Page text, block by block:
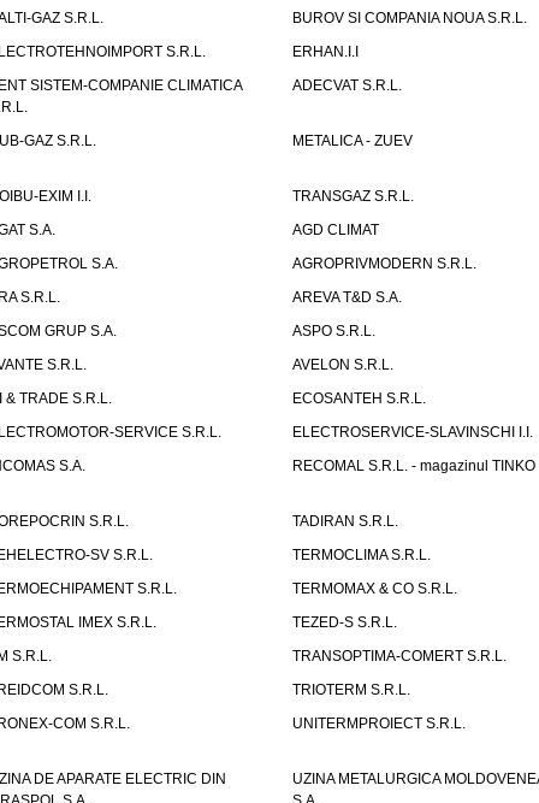
GAZ S.R.L.
BUROV SI COMPANIA NOUA S.R.L.
S.R.L.
ERHAN.I.I
SISTEM-COMPANIE CLIMATICA
ADECVAT S.R.L.
GAZ S.R.L. METALICA - ZUEV
EXIM I.I.
TRANSGAZ S.R.L.
S.A.
AGD CLIMAT
S.A.
AGROPRIVMODERN S.R.L.
S.R.L.
AREVA T&D S.A.
GRUP S.A.
ASPO S.R.L.
S.R.L.
AVELON S.R.L.
& TRADE S.R.L.
ECOSANTEH S.R.L.
SERVICE S.R.L.
ELECTROSERVICE-SLAVINSCHI I.I.
S.A.
RECOMAL S.R.L. - magazinul TINKO
S.R.L.
TADIRAN S.R.L.
SV S.R.L.
TERMOCLIMA S.R.L.
S.R.L.
TERMOMAX & CO S.R.L.
IMEX S.R.L.
TEZED-S S.R.L.
S.R.L.
TRANSOPTIMA-COMERT S.R.L.
S.R.L.
TRIOTERM S.R.L.
COM S.R.L.
UNITERMPROIECT S.R.L.
DE APARATE ELECTRIC DIN
UZINA METALURGICA